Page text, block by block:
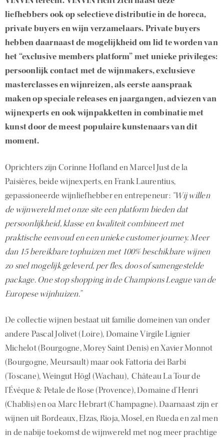
liefhebbers ook op selectieve distributie in de horeca,
private buyers en wijn verzamelaars. Private buyers
hebben daarnaast de mogelijkheid om lid te worden van
het “exclusive members platform” met unieke privileges:
persoonlijk contact met de wijnmakers, exclusieve
masterclasses en wijnreizen, als eerste aanspraak
maken op speciale releases en jaargangen, adviezen van
wijnexperts en ook wijnpakketten in combinatie met
kunst door de meest populaire kunstenaars van dit
moment.
Oprichters zijn Corinne Hofland en Marcel Just de la
Paisières, beide wijnexperts, en Frank Laurentius,
gepassioneerde wijnliefhebber en entrepeneur: “Wij willen
de wijnwereld met onze site een platform bieden dat
persoonlijkheid, klasse en kwaliteit combineert met
praktische eenvoud en een unieke customer journey. Meer
dan 15 bereikbare tophuizen met 100% beschikbare wijnen
zo snel mogelijk geleverd, per fles, doos of samengestelde
package. One stop shopping in de Champions League van de
Europese wijnhuizen.”
De collectie wijnen bestaat uit familie domeinen van onder
andere Pascal Jolivet (Loire), Domaine Virgile Lignier
Michelot (Bourgogne, Morey Saint Denis) en Xavier Monnot
(Bourgogne, Meursault) maar ook Fattoria dei Barbi
(Toscane), Weingut Högl (Wachau), Château La Tour de
l’Évêque & Petale de Rose (Provence), Domaine d’Henri
(Chablis) en oa Marc Hebrart (Champagne). Daarnaast zijn er
wijnen uit Bordeaux, Elzas, Rioja, Mosel, en Rueda en zal men
in de nabije toekomst de wijnwereld met nog meer prachtige